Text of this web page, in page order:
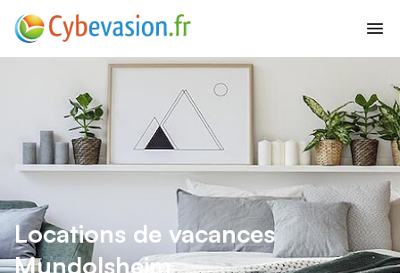
Locations de vacances
Mundolsheim